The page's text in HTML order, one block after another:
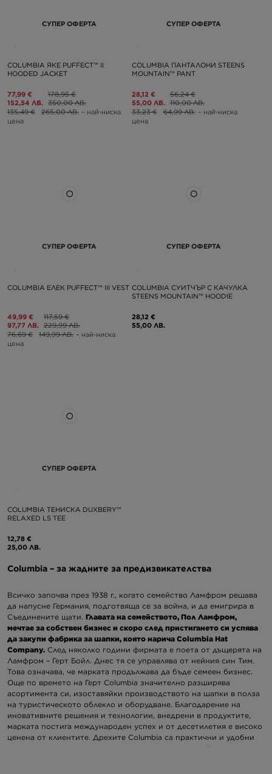
СУПЕР ОФЕРТА
COLUMBIA ЯКЕ PUFFECT™ II
HOODED JACKET
77,99 €
152,54 ЛВ.
178,95 €
350,00 ЛВ.
135,49 €
265,00 ЛВ. – най-ниска
цена
СУПЕР ОФЕРТА
COLUMBIA ПАНТАЛОНИ STEENS
MOUNTAIN™ PANT
28,12 €
55,00 ЛВ.
56,24 €
110,00 ЛВ.
33,23 €
64,99 ЛВ. – най-ниска
цена
СУПЕР ОФЕРТА
COLUMBIA ЕЛЕК PUFFECT™ III VEST
49,99 €
97,77 ЛВ.
117,59 €
229,99 ЛВ.
76,69 €
149,99 ЛВ. – най-ниска
цена
СУПЕР ОФЕРТА
COLUMBIA СУИТЧЪР С КАЧУЛКА
STEENS MOUNTAIN™ HOODIE
28,12 €
55,00 ЛВ.
СУПЕР ОФЕРТА
COLUMBIA ТЕНИСКА DUXBERY™
RELAXED LS TEE
12,78 €
25,00 ЛВ.
Columbia – за жадните за предизвикателства
Всичко започва през 1938 г., когато семейство Ламфром решава
да напусне Германия, подготвяща се за война, и да емигрира в
Съединените щати. Главата на семейството, Пол Ламфром,
мечтае за собствен бизнес и скоро след пристигането си успява
да закупи фабрика за шапки, която нарича Columbia Hat
Company. След няколко години фирмата е поета от дъщерята на
Ламфром – Герт Бойл. Днес тя се управлява от нейния син Тим.
Това означава, че марката продължава да бъде семеен бизнес.
Още по времето на Герт Columbia значително разширява
асортимента си, изоставяйки производството на шапки в полза
на туристическото облекло и оборудване. Благодарение на
иновативните решения и технологии, внедрени в продуктите,
марката постига международен успех и от десетилетия е високо
ценена от клиентите. Дрехите Columbia са практични и удобни
предложения, които привличат вниманието с дизайн, ясно